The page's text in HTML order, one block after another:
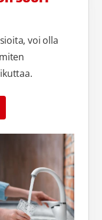
voi olla